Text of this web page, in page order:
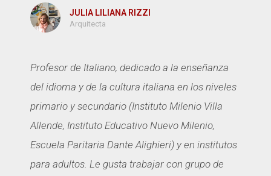
JULIA LILIANA RIZZI
Arquitecta
Profesor de Italiano, dedicado a la enseñanza
del idioma y de la cultura italiana en los niveles
primario y secundario (Instituto Milenio Villa
Allende, Instituto Educativo Nuevo Milenio,
Escuela Paritaria Dante Alighieri) y en institutos
para adultos. Le gusta trabajar con grupo de